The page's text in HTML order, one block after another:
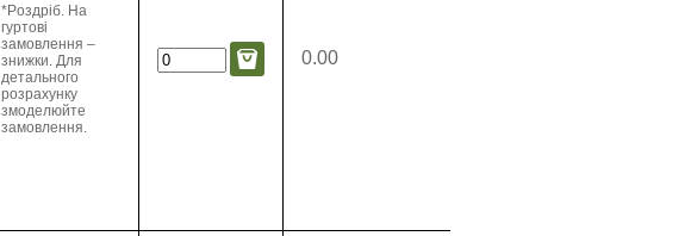
*Pоздріб. На
гуртові
замовлення –
знижки. Для
детального
розрахунку
змоделюйте
замовлення.
0.00